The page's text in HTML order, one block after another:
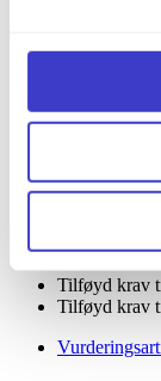
Tilføyd krav
Tilføyd krav
bruk av
Tilføyd
mekaniske
Tilføyd krav
Tilføyd krav